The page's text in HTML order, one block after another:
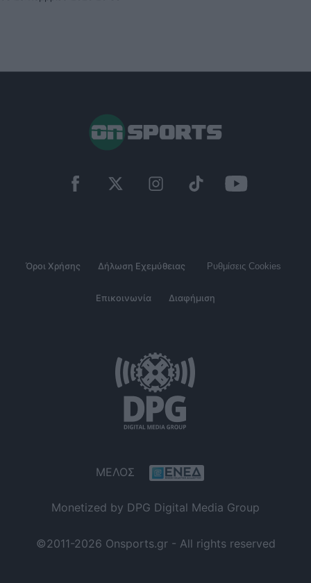
Όροι Χρήσης Δήλωση Εχεμύθειας Ρυθμίσεις Cookies
Επικοινωνία Διαφήμιση
ΜΕΛΟΣ
Monetized by DPG Digital Media Group
©2011-2026 Onsports.gr - All rights reserved